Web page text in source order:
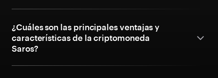
¿Cuáles son las principales ventajas y
características de la criptomoneda
Saros?